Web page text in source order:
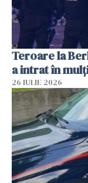
Teroare la
a intrat în
26 IULIE 2026